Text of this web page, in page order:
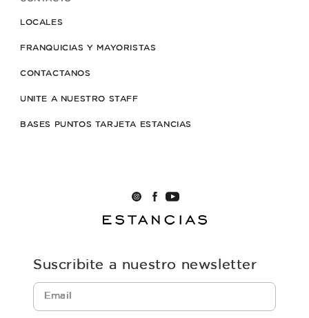
LOCALES
FRANQUICIAS Y MAYORISTAS
CONTACTANOS
UNITE A NUESTRO STAFF
BASES PUNTOS TARJETA ESTANCIAS
Suscribite a nuestro newsletter